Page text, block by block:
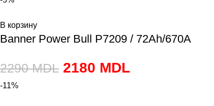
В корзину
Banner Power Bull P7209 / 72Ah/670A
2290MDL 2180 MDL
-11%